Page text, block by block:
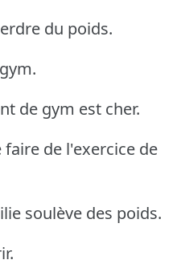
du poids.
de gym est cher.
de l'exercice de
soulève des poids.